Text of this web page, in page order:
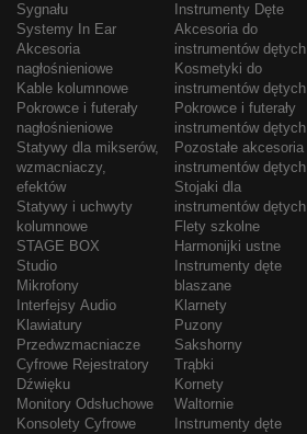
Sygnału
Systemy In Ear
Akcesoria
nagłośnieniowe
Kable kolumnowe
Pokrowce i futerały
nagłośnieniowe
Statywy dla mikserów,
wzmacniaczy,
efektów
Statywy i uchwyty
kolumnowe
STAGE BOX
Studio
Mikrofony
Interfejsy Audio
Klawiatury
Przedwzmacniacze
Cyfrowe Rejestratory
Dźwięku
Monitory Odsłuchowe
Konsolety Cyfrowe
Instrumenty Dęte
Akcesoria do
instrumentów dętych
Kosmetyki do
instrumentów dętych
Pokrowce i futerały
instrumentów dętych
Pozostałe akcesoria
instrumentów dętych
Stojaki dla
instrumentów dętych
Flety szkolne
Harmonijki ustne
Instrumenty dęte
blaszane
Klarnety
Puzony
Sakshorny
Trąbki
Kornety
Waltornie
Instrumenty dęte